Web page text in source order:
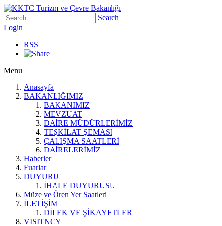
Search
Login
RSS
Menu
Anasayfa
BAKANLIĞIMIZ
BAKANIMIZ
MEVZUAT
DAİRE MÜDÜRLERİMİZ
TEŞKİLAT ŞEMASI
ÇALIŞMA SAATLERİ
DAİRELERİMİZ
Haberler
Fuarlar
DUYURU
İHALE DUYURUSU
Müze ve Ören Yer Saatleri
İLETİŞİM
DİLEK VE ŞİKAYETLER
VISITNCY